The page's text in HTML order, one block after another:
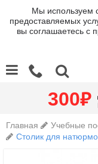
Мы используем
предоставляемых
вы соглашаетесь с
300₽
Главная
Учебные
Столик для